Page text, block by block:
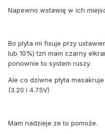
Napewno wstawię w ich
Bo plyta mi fixuje przy
lub 10%) tzn mam czarny
ponownie to system ruszy.
Ale co dziwne płyta
(3.20 i 4.75V)
Mam nadzieje ze to pomoże.